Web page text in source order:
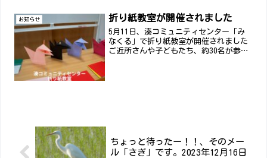
お知らせ 折り紙教室が開催されました
5月11日、湊コミュニティセンター「み
なくる」で折り紙教室が開催されました
ご近所さんや子どもたち、約30名が参加
ちょっと待ったー！！、そのメー
ル「さぎ」です。2023年12月16日